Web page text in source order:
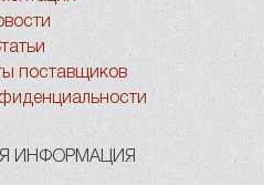
поставщиков
ИНФОРМАЦИЯ